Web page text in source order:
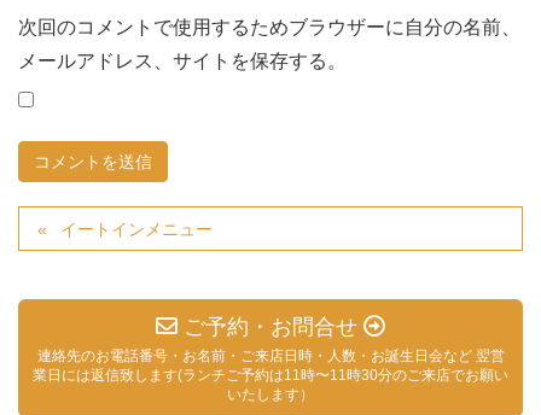
次回のコメントで使用するためブラウザーに自分の名前、
メールアドレス、サイトを保存する。
イートインメニュー
ご予約・お問合せ
連絡先のお電話番号・お名前・ご来店日時・人数・お誕生日会など 翌営
業日には返信致します(ランチご予約は11時〜11時30分のご来店でお願い
いたします）